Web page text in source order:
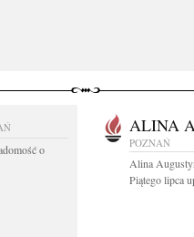
o
ALINA
POZNAŃ
Alina
Piątego lipca